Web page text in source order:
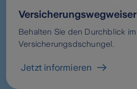
Versicherungswegweiser
Behalten Sie den Durchblick im
Versicherungsdschungel.
Jetzt informieren